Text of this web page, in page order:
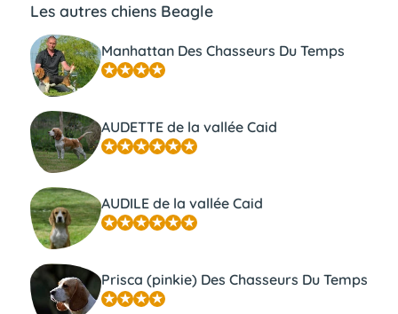
Les autres chiens Beagle
Manhattan Des Chasseurs Du Temps
AUDETTE de la vallée Caid
AUDILE de la vallée Caid
Prisca (pinkie) Des Chasseurs Du Temps